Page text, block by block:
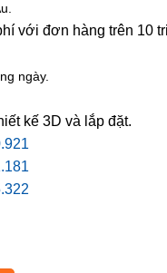
1,433,250₫.
với đơn hàng trên 10
ngày.
kế 3D và lắp đặt.